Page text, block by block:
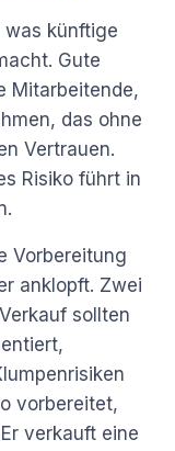
was künftige
Gute
Mitarbeitende,
das ohne
Vertrauen.
Risiko führt in
Vorbereitung
anklopft. Zwei
sollten
vorbereitet,
verkauft eine